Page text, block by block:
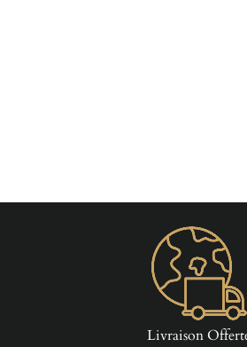
Livraison Offerte